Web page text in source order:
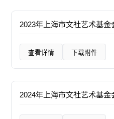
2023年上海市文社艺术基金
查看详情 下载附件
2024年上海市文社艺术基金